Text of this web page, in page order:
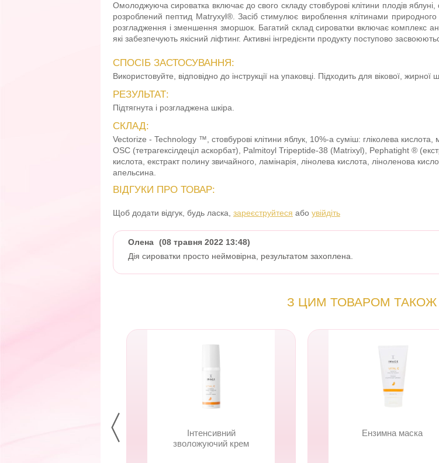
Омолоджуюча сироватка включає до свого складу стовбурові клітини плодів яблуні,
розроблений пептид Matryxyl®. Засіб стимулює вироблення клітинами
розгладження і зменшення зморшок. Багатий склад сироватки включає комплекс
які забезпечують якісний ліфтинг. Активні інгредієнти продукту поступово
СПОСІБ ЗАСТОСУВАННЯ:
Використовуйте, відповідно до інструкції на упаковці. Підходить для вікової,
РЕЗУЛЬТАТ:
Підтягнута і розгладжена шкіра.
СКЛАД:
Vectorize - Technology ™, стовбурові клітини яблук, 10%-а суміш: гліколева
OSC (тетрагексілдеціл аскорбат), Palmitoyl Tripeptide-38 (Matrixyl), Pephatight ®
кислота, екстракт полину звичайного, ламінарія, лінолева кислота, ліноленова
апельсина.
ВІДГУКИ ПРО ТОВАР:
Щоб додати відгук, будь ласка, зареєструйтеся або увійдіть
Олена (08 травня 2022 13:48)
Дія сироватки просто неймовірна, результатом захоплена.
З ЦИМ ТОВАРОМ ТАКОЖ
Інтенсивний
зволожуючий крем
Ензимна маска